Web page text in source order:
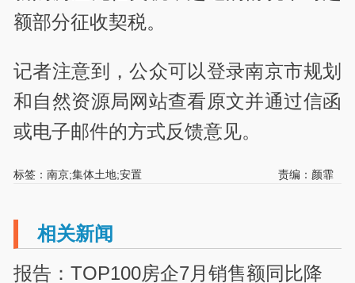
额部分征收契税。
记者注意到，公众可以登录南京市规划
和自然资源局网站查看原文并通过信函
或电子邮件的方式反馈意见。
标签：南京;集体土地;安置 责编：颜霏
相关新闻
报告：TOP100房企7月销售额同比降